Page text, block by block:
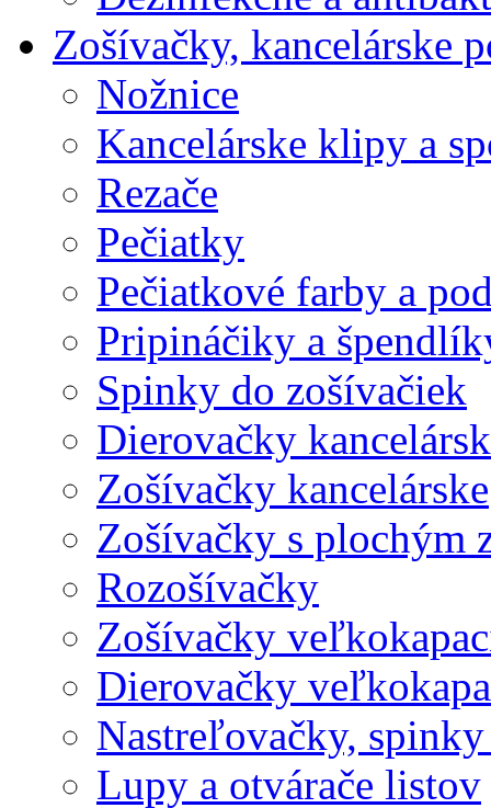
Zošívačky, kancelárske
Nožnice
Kancelárske klipy a
Rezače
Pečiatky
Pečiatkové farby a
Pripináčiky a
Spinky do zošívačiek
Dierovačky
Zošívačky kancelárske
Zošívačky s plochým
Rozošívačky
Zošívačky
Dierovačky
Nastreľovačky,
Lupy a otvárače listov